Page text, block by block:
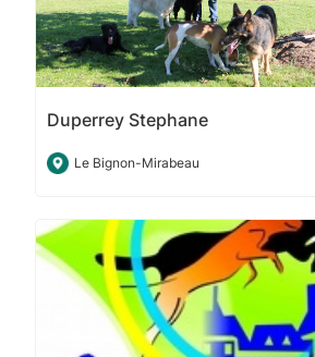
Duperrey Stephane
Le Bignon-Mirabeau